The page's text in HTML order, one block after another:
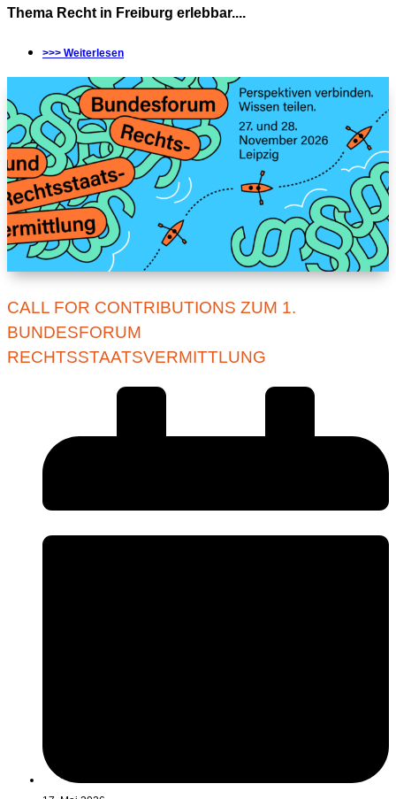
Thema Recht in Freiburg erlebbar....
>>> Weiterlesen
CALL FOR CONTRIBUTIONS ZUM 1.
BUNDESFORUM
RECHTSSTAATSVERMITTLUNG